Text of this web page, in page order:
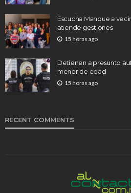
Escucha Manque a
atiende gestiones
15 horas ago
Detienen a presunto
menor de edad
15 horas ago
RECENT COMMENTS